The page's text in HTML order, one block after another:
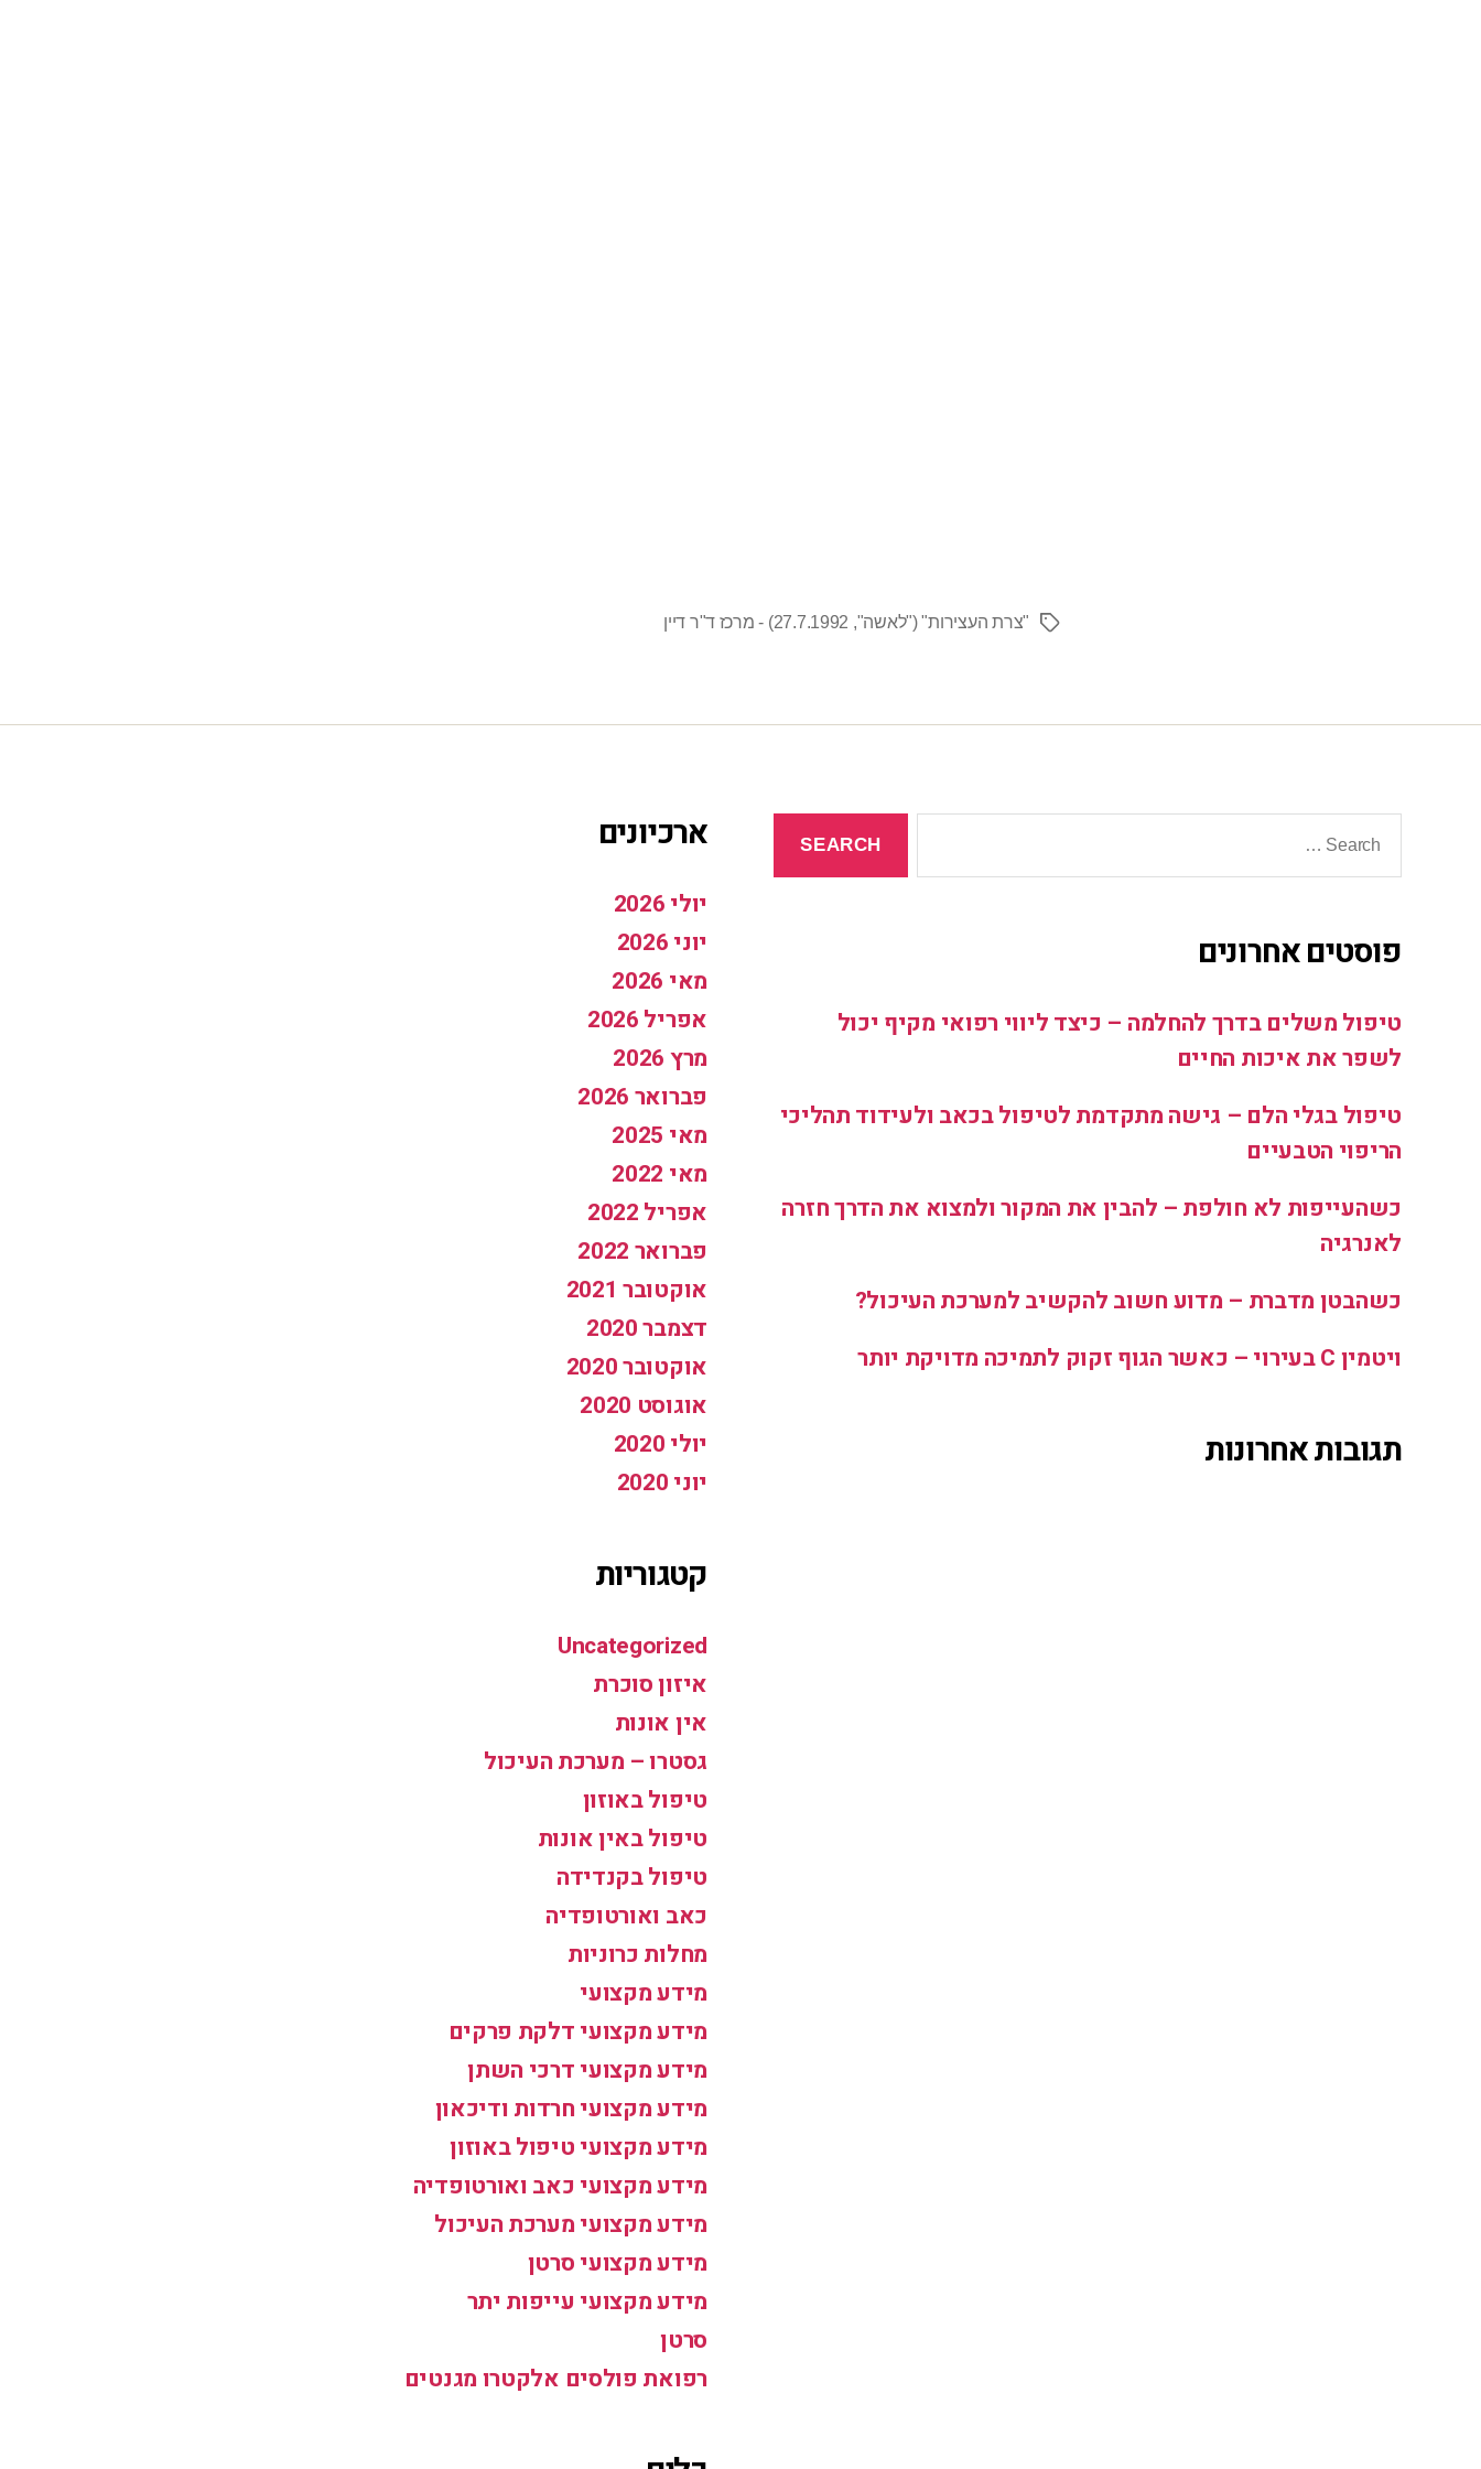
"צרת העצירות" ("לאשה", 27.7.1992) - מרכז ד"ר דיין
פוסטים אחרונים
טיפול משלים בדרך להחלמה – כיצד ליווי רפואי מקיף יכול
לשפר את איכות החיים
טיפול בגלי הלם – גישה מתקדמת לטיפול בכאב ולעידוד תהליכי
הריפוי הטבעיים
כשהעייפות לא חולפת – להבין את המקור ולמצוא את הדרך חזרה
לאנרגיה
כשהבטן מדברת – מדוע חשוב להקשיב למערכת העיכול?
ויטמין C בעירוי – כאשר הגוף זקוק לתמיכה מדויקת יותר
תגובות אחרונות
ארכיונים
יולי 2026
יוני 2026
מאי 2026
אפריל 2026
מרץ 2026
פברואר 2026
מאי 2025
מאי 2022
אפריל 2022
פברואר 2022
אוקטובר 2021
דצמבר 2020
אוקטובר 2020
אוגוסט 2020
יולי 2020
יוני 2020
קטגוריות
Uncategorized
איזון סוכרת
אין אונות
גסטרו – מערכת העיכול
טיפול באוזון
טיפול באין אונות
טיפול בקנדידה
כאב ואורטופדיה
מחלות כרוניות
מידע מקצועי
מידע מקצועי דלקת פרקים
מידע מקצועי דרכי השתן
מידע מקצועי חרדות ודיכאון
מידע מקצועי טיפול באוזון
מידע מקצועי כאב ואורטופדיה
מידע מקצועי מערכת העיכול
מידע מקצועי סרטן
מידע מקצועי עייפות יתר
סרטן
רפואת פולסים אלקטרו מגנטים